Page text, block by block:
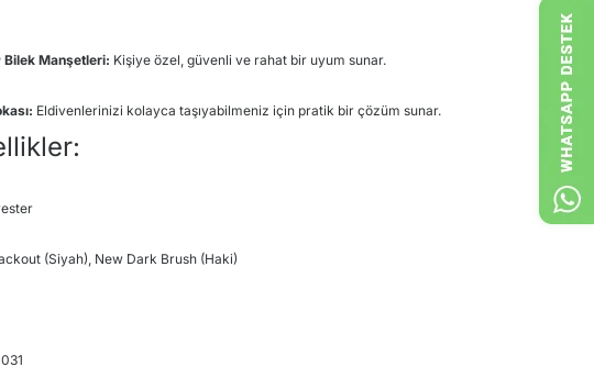
Manşetleri: Kişiye özel, güvenli ve rahat bir uyum sunar.
Eldivenlerinizi kolayca taşıyabilmeniz için pratik bir çözüm sunar.
(Siyah), New Dark Brush (Haki)